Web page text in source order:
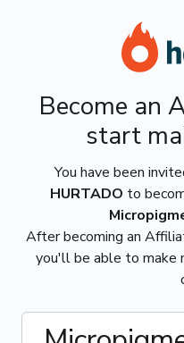
Become an
start
You have been
HURTADO to
After becoming an
you'll be able to make